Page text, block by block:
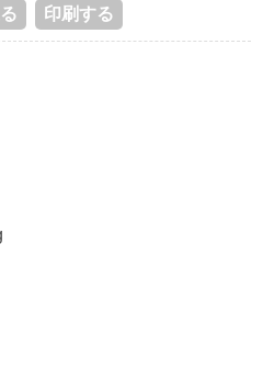
印刷する